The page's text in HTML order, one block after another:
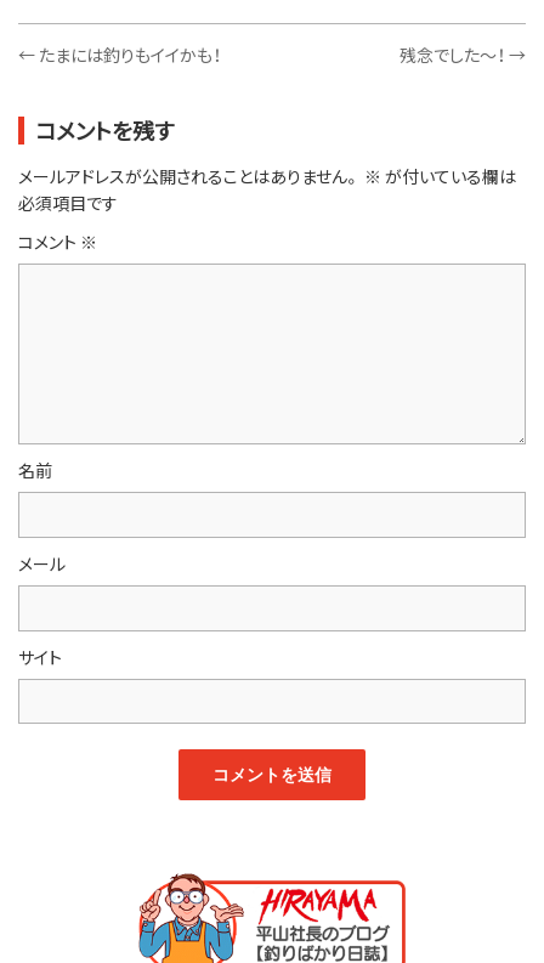
← たまには釣りもイイかも！ 残念でした～！ →
コメントを残す
メールアドレスが公開されることはありません。 ※ が付いている欄は
必須項目です
コメント ※
名前
メール
サイト